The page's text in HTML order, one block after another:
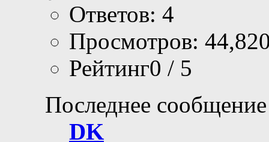
Ответов: 4
Просмотров:
Рейтинг0 / 5
Последнее
DK